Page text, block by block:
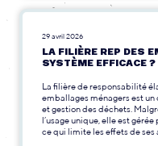
29 avril 2026
LA FILIÈRE REP DES
SYSTÈME EFFICACE ?
La filière de responsabilité
emballages ménagers est
et gestion des déchets.
l’usage unique, elle est
ce qui limite les effets de ses